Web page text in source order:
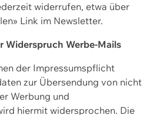
widerrufen, etwa über
Link im Newsletter.
Widerspruch Werbe-Mails
der Impressumspflicht
zur Übersendung von nicht
Werbung und
hiermit widersprochen. Die